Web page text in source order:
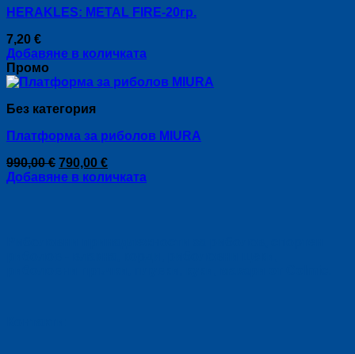
HERAKLES: METAL FIRE-20гр.
7,20 €
Добавяне в количката
Промо
Без категория
Платформа за риболов MIURA
990,00€ Original
price
790,00 €Текущата
цена
Добавяне в количката